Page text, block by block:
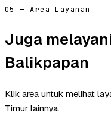
05 — Area Layanan
Juga
Balikpapan
Klik area untuk melihat
Timur lainnya.